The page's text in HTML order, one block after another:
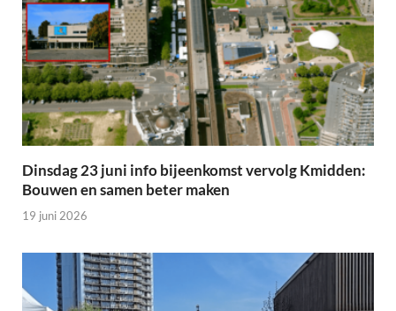
Dinsdag 23 juni info bijeenkomst vervolg Kmidden:
Bouwen en samen beter maken
19 juni 2026